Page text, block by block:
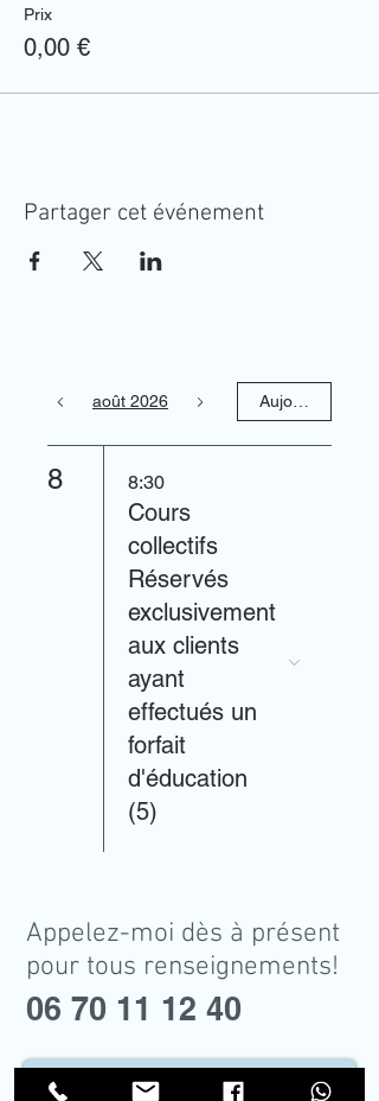
Prix
0,00 €
Partager cet événement
août 2026 Aujourd'hui
8 8:30
Cours
collectifs
Réservés
exclusivement
aux clients
ayant
effectués un
forfait
d'éducation
(5)
Appelez-moi dès à présent
pour tous renseignements!
06 70 11 12 40